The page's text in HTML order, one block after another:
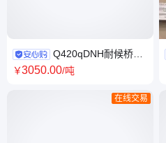
Q420qDNH耐候桥梁
钢板现货Q355NHC耐候板切割
￥3050.00/吨
在线交易